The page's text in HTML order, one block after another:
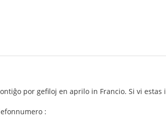
por gefiloj en aprilo in Francio. Si vi estas
: